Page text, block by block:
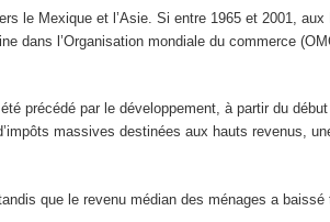
le Mexique et l’Asie. Si entre 1965 et 2001, aux
dans l’Organisation mondiale du commerce
précédé par le développement, à partir du
massives destinées aux hauts revenus,
que le revenu médian des ménages a baissé